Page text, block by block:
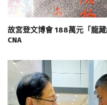
故宮登文博會 188萬元「龍
CNA